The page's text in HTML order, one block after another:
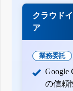
クラウド
ア
業務委託
Google
の信頼